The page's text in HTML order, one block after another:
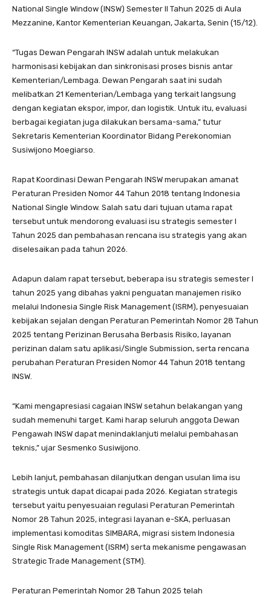
National Single Window (INSW) Semester II Tahun 2025 di Aula
Mezzanine, Kantor Kementerian Keuangan, Jakarta, Senin (15/12).
“Tugas Dewan Pengarah INSW adalah untuk melakukan
harmonisasi kebijakan dan sinkronisasi proses bisnis antar
Kementerian/Lembaga. Dewan Pengarah saat ini sudah
melibatkan 21 Kementerian/Lembaga yang terkait langsung
dengan kegiatan ekspor, impor, dan logistik. Untuk itu, evaluasi
berbagai kegiatan juga dilakukan bersama-sama,” tutur
Sekretaris Kementerian Koordinator Bidang Perekonomian
Susiwijono Moegiarso.
Rapat Koordinasi Dewan Pengarah INSW merupakan amanat
Peraturan Presiden Nomor 44 Tahun 2018 tentang Indonesia
National Single Window. Salah satu dari tujuan utama rapat
tersebut untuk mendorong evaluasi isu strategis semester I
Tahun 2025 dan pembahasan rencana isu strategis yang akan
diselesaikan pada tahun 2026.
Adapun dalam rapat tersebut, beberapa isu strategis semester I
tahun 2025 yang dibahas yakni penguatan manajemen risiko
melalui Indonesia Single Risk Management (ISRM), penyesuaian
kebijakan sejalan dengan Peraturan Pemerintah Nomor 28 Tahun
2025 tentang Perizinan Berusaha Berbasis Risiko, layanan
perizinan dalam satu aplikasi/Single Submission, serta rencana
perubahan Peraturan Presiden Nomor 44 Tahun 2018 tentang
INSW.
“Kami mengapresiasi cagaian INSW setahun belakangan yang
sudah memenuhi target. Kami harap seluruh anggota Dewan
Pengawah INSW dapat menindaklanjuti melalui pembahasan
teknis,” ujar Sesmenko Susiwijono.
Lebih lanjut, pembahasan dilanjutkan dengan usulan lima isu
strategis untuk dapat dicapai pada 2026. Kegiatan strategis
tersebut yaitu penyesuaian regulasi Peraturan Pemerintah
Nomor 28 Tahun 2025, integrasi layanan e-SKA, perluasan
implementasi komoditas SIMBARA, migrasi sistem Indonesia
Single Risk Management (ISRM) serta mekanisme pengawasan
Strategic Trade Management (STM).
Peraturan Pemerintah Nomor 28 Tahun 2025 telah